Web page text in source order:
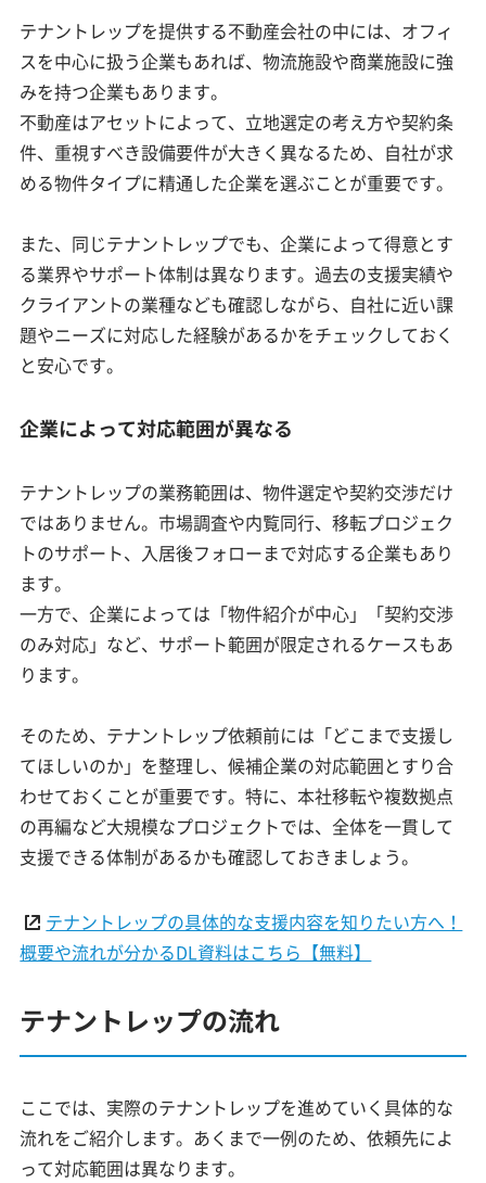
テナントレップを提供する不動産会社の中には、オフィ
スを中心に扱う企業もあれば、物流施設や商業施設に強
みを持つ企業もあります。
不動産はアセットによって、立地選定の考え方や契約条
件、重視すべき設備要件が大きく異なるため、自社が求
める物件タイプに精通した企業を選ぶことが重要です。
また、同じテナントレップでも、企業によって得意とす
る業界やサポート体制は異なります。過去の支援実績や
クライアントの業種なども確認しながら、自社に近い課
題やニーズに対応した経験があるかをチェックしておく
と安心です。
企業によって対応範囲が異なる
テナントレップの業務範囲は、物件選定や契約交渉だけ
ではありません。市場調査や内覧同行、移転プロジェク
トのサポート、入居後フォローまで対応する企業もあり
ます。
一方で、企業によっては「物件紹介が中心」「契約交渉
のみ対応」など、サポート範囲が限定されるケースもあ
ります。
そのため、テナントレップ依頼前には「どこまで支援し
てほしいのか」を整理し、候補企業の対応範囲とすり合
わせておくことが重要です。特に、本社移転や複数拠点
の再編など大規模なプロジェクトでは、全体を一貫して
支援できる体制があるかも確認しておきましょう。
テナントレップの具体的な支援内容を知りたい方へ！
概要や流れが分かるDL資料はこちら【無料】
テナントレップの流れ
ここでは、実際のテナントレップを進めていく具体的な
流れをご紹介します。あくまで一例のため、依頼先によ
って対応範囲は異なります。